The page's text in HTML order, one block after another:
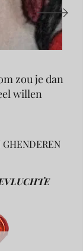
zou je dan
willen
GHENDEREN